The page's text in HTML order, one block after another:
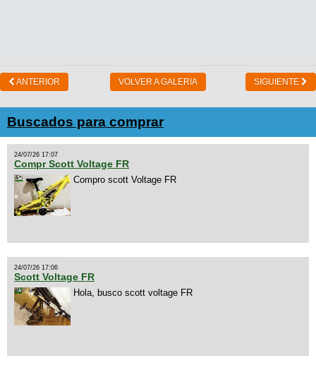
ANTERIOR VOLVER A GALERIA SIGUIENTE
Buscados para comprar
24/07/26 17:07
Compr Scott Voltage FR
Compro scott Voltage FR
24/07/26 17:06
Scott Voltage FR
Hola, busco scott voltage FR